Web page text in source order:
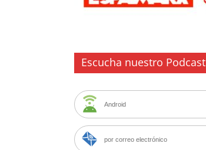
Escucha nuestro Podcast
Android
por correo electrónico